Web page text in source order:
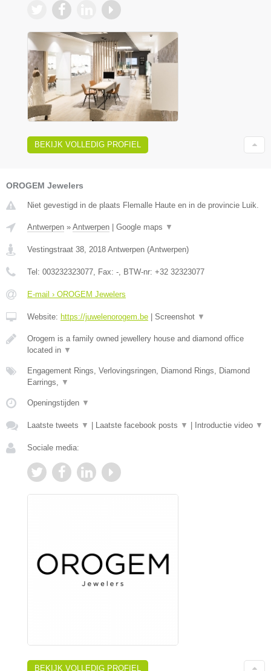
BEKIJK VOLLEDIG PROFIEL
OROGEM Jewelers
Niet gevestigd in de plaats Flemalle Haute en in de provincie Luik.
Antwerpen » Antwerpen Google maps ▼
Vestingstraat 38, 2018 Antwerpen (Antwerpen)
Tel: 003232323077, Fax: -, BTW-nr: +32 32323077
E-mail › OROGEM Jewelers
Website: https://juwelenorogem.be Screenshot ▼
Orogem is a family owned jewellery house and diamond office
located in ▼
Engagement Rings, Verlovingsringen, Diamond Rings, Diamond
Earrings, ▼
Openingstijden ▼
Laatste tweets ▼ Laatste facebook posts ▼ Introductie video ▼
Sociale media:
BEKIJK VOLLEDIG PROFIEL